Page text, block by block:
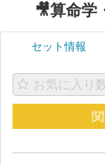
🎥算命学
セット情報
お気に入り数